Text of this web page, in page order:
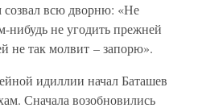
созвал всю дворню: «Не
нибудь не угодить прежней
не так молвит – запорю».
идиллии начал Баташев
Сначала возобновились